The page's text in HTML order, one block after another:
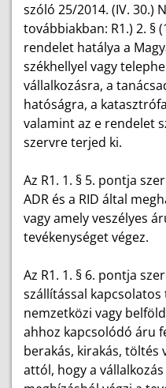
szóló 25/2014. (IV. 30.)
továbbiakban: R1.) 2. §
rendelet hatálya a
székhellyel vagy
vállalkozásra, a
hatóságra, a
valamint az e rendelet
szervre terjed ki.
Az R1. 1. § 5. pontja
ADR és a RID által
vagy amely veszélyes
tevékenységet végez.
Az R1. 1. § 6. pontja
szállítással kapcsolatos
nemzetközi vagy
ahhoz kapcsolódó áru
berakás, kirakás, töltés
attól, hogy a